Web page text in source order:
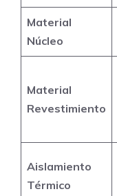
Material
Núcleo
Material
Revestimiento
Aislamiento
Térmico